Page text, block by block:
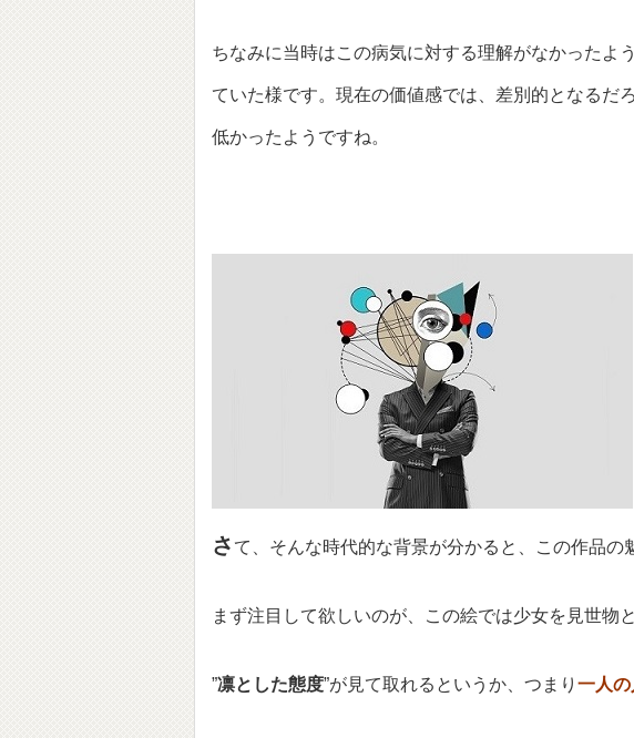
ちなみに当時はこの病気に対する理解がなかったよ
ていた様です。現在の価値感では、差別的となるだ
低かったようですね。
さ て、そんな時代的な背景が分かると、この作品の
まず注目して欲しいのが、この絵では少女を見世物
”凛とした態度”が見て取れるというか、つまり 一人